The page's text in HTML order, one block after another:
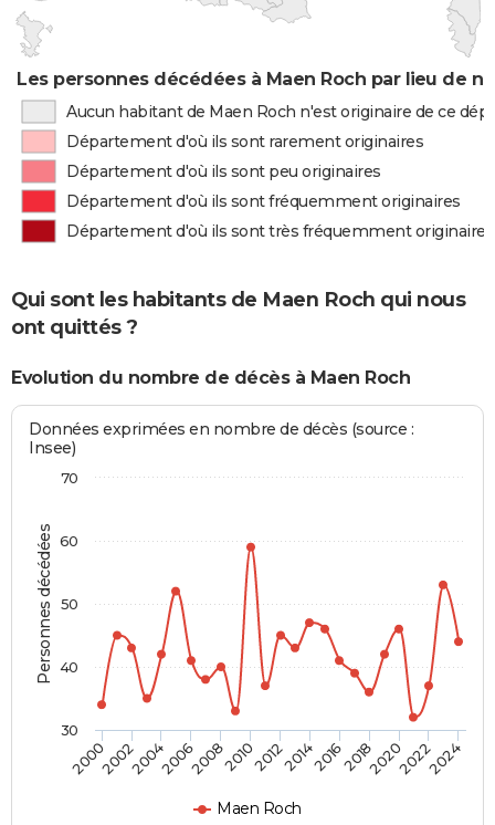
Les personnes décédées à Maen Roch par lieu de
Aucun habitant de Maen Roch n'est originaire de ce
Département d'où ils sont rarement originaires
Département d'où ils sont peu originaires
Département d'où ils sont fréquemment originaires
Département d'où ils sont très fréquemment originaires
Qui sont les habitants de Maen Roch qui nous
ont quittés ?
Evolution du nombre de décès à Maen Roch
Personnes décédées
Données exprimées en nombre de décès (source :
Insee)
Maen Roch
2000200220042006200820102012201420162018202020222024
30
40
50
60
70